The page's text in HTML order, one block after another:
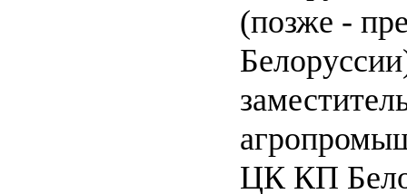
(позже -
ЦК КП